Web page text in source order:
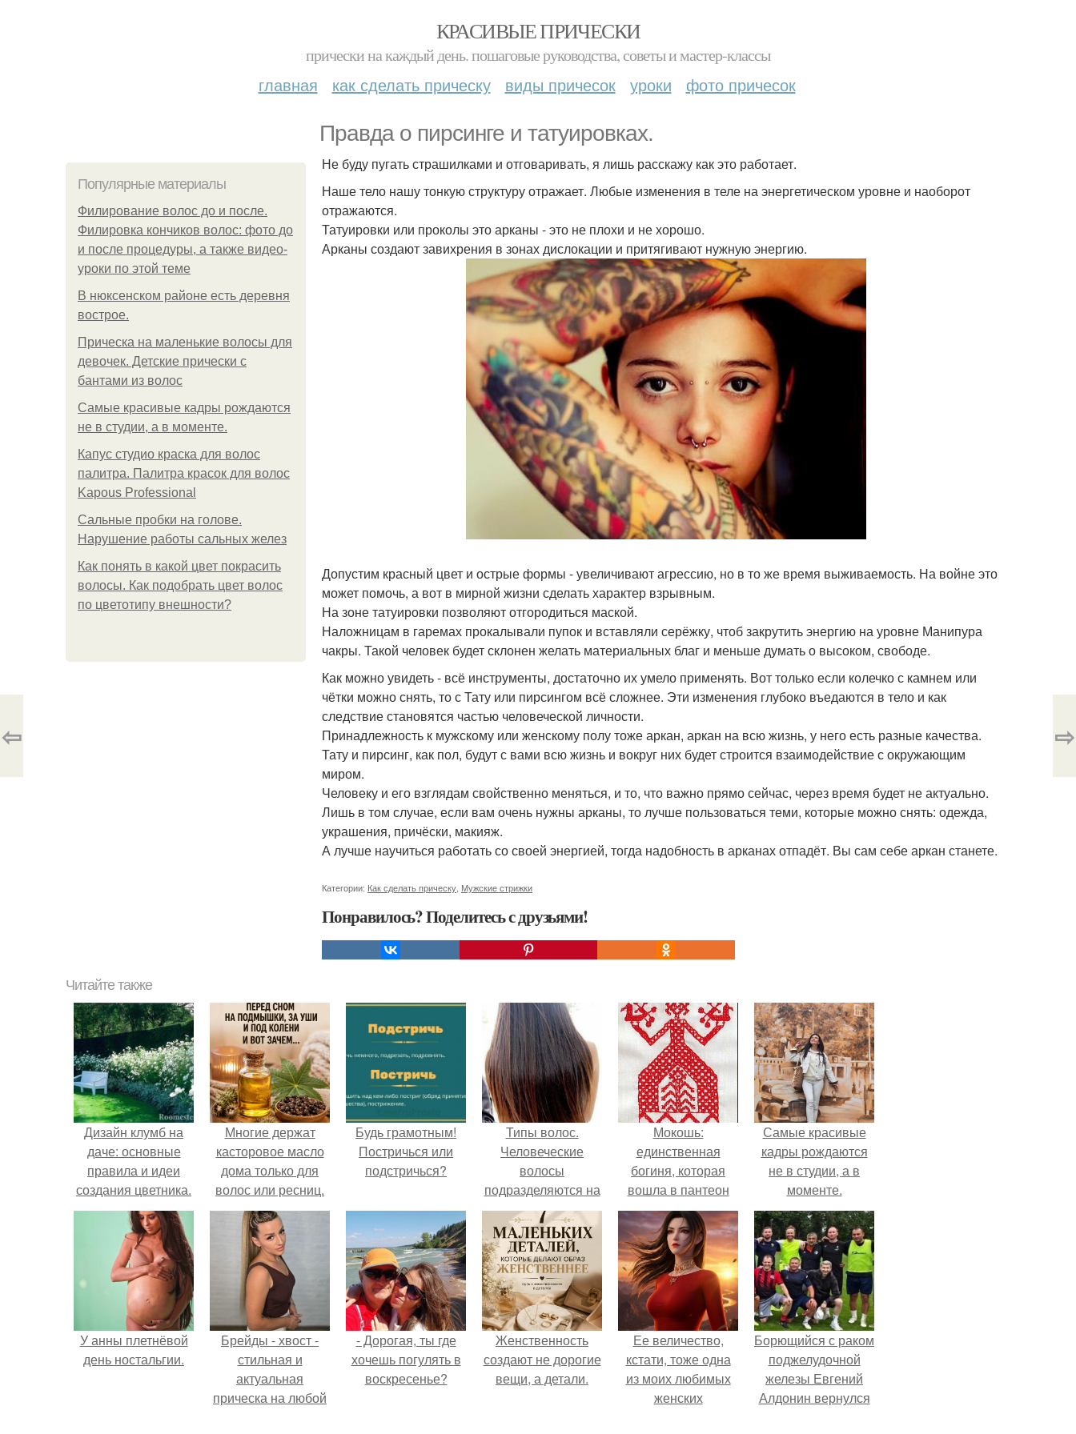
КРАСИВЫЕ ПРИЧЕСКИ
прически на каждый день. пошаговые руководства, советы и мастер-классы
главная как сделать прическу виды причесок уроки фото причесок
Правда о пирсинге и татуировках.
Популярные материалы
Филирование волос до и после.
Филировка кончиков волос: фото до
и после процедуры, а также видео-
уроки по этой теме
В нюксенском районе есть деревня
вострое.
Прическа на маленькие волосы для
девочек. Детские прически с
бантами из волос
Самые красивые кадры рождаются
не в студии, а в моменте.
Капус студио краска для волос
палитра. Палитра красок для волос
Kapous Professional
Сальные пробки на голове.
Нарушение работы сальных желез
Как понять в какой цвет покрасить
волосы. Как подобрать цвет волос
по цветотипу внешности?
Не буду пугать страшилками и отговаривать, я лишь расскажу как это работает.
Наше тело нашу тонкую структуру отражает. Любые изменения в теле на энергетическом уровне и наоборот
отражаются.
Татуировки или проколы это арканы - это не плохи и не хорошо.
Арканы создают завихрения в зонах дислокации и притягивают нужную энергию.
Допустим красный цвет и острые формы - увеличивают агрессию, но в то же время выживаемость. На войне это
может помочь, а вот в мирной жизни сделать характер взрывным.
На зоне татуировки позволяют отгородиться маской.
Наложницам в гаремах прокалывали пупок и вставляли серёжку, чтоб закрутить энергию на уровне Манипура
чакры. Такой человек будет склонен желать материальных благ и меньше думать о высоком, свободе.
Как можно увидеть - всё инструменты, достаточно их умело применять. Вот только если колечко с камнем или
чётки можно снять, то с Тату или пирсингом всё сложнее. Эти изменения глубоко въедаются в тело и как
следствие становятся частью человеческой личности.
Принадлежность к мужскому или женскому полу тоже аркан, аркан на всю жизнь, у него есть разные качества.
Тату и пирсинг, как пол, будут с вами всю жизнь и вокруг них будет строится взаимодействие с окружающим
миром.
Человеку и его взглядам свойственно меняться, и то, что важно прямо сейчас, через время будет не актуально.
Лишь в том случае, если вам очень нужны арканы, то лучше пользоваться теми, которые можно снять: одежда,
украшения, причёски, макияж.
А лучше научиться работать со своей энергией, тогда надобность в арканах отпадёт. Вы сам себе аркан станете.
Категории: Как сделать прическу Мужские стрижки
Понравилось? Поделитесь с друзьями!
⇦ ⇨
Читайте также
Дизайн клумб на
даче: основные
правила и идеи
создания цветника.
Многие держат
касторовое масло
дома только для
волос или ресниц.
Будь грамотным!
Постричься или
подстричься?
Типы волос.
Человеческие
волосы
подразделяются на
три типа:
Мокошь:
единственная
богиня, которая
вошла в пантеон
князя Владимира.
Самые красивые
кадры рождаются
не в студии, а в
моменте.
У анны плетнёвой
день ностальгии.
Брейды - хвост -
стильная и
актуальная
прическа на любой
- Дорогая, ты где
хочешь погулять в
воскресенье?
Женственность
создают не дорогие
вещи, а детали.
Ее величество,
кстати, тоже одна
из моих любимых
женских
Борющийся с раком
поджелудочной
железы Евгений
Алдонин вернулся